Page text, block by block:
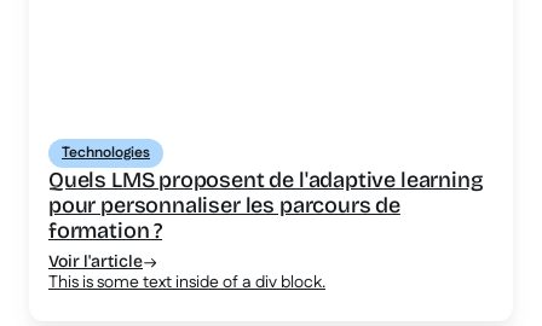
Technologies
Quels LMS proposent de l'adaptive learning
pour personnaliser les parcours de
formation ?
Voir l'article
This is some text inside of a div block.